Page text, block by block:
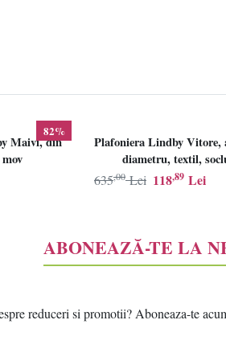
82%
Maivi, din
Plafoniera Lindby Vitore,
diametru, textil,
118,89 Lei
635,00 Lei
ABONEAZĂ-TE LA
reduceri si promotii? Aboneaza-te